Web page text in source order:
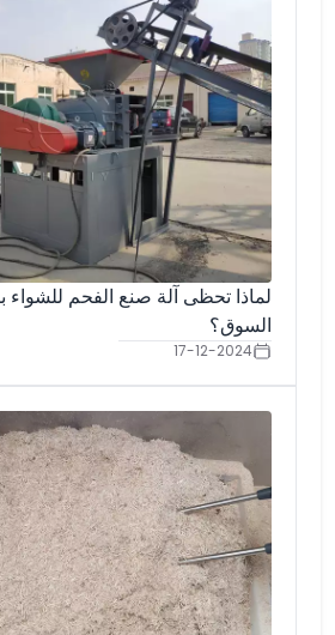
لماذا تحظى آلة صنع الفحم للشواء
السوق؟
17-12-2024